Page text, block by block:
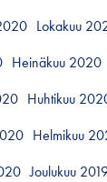
Lokakuu
Heinäkuu 2020
Huhtikuu
Helmikuu
Joulukuu